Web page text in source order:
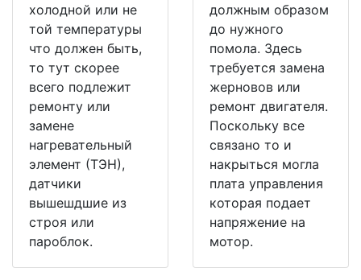
холодной или не
той температуры
что должен быть,
то тут скорее
всего подлежит
ремонту или
замене
нагревательный
элемент (ТЭН),
датчики
вышешдшие из
строя или
пароблок.
должным образом
до нужного
помола. Здесь
требуется замена
жерновов или
ремонт двигателя.
Поскольку все
связано то и
накрыться могла
плата управления
которая подает
напряжение на
мотор.